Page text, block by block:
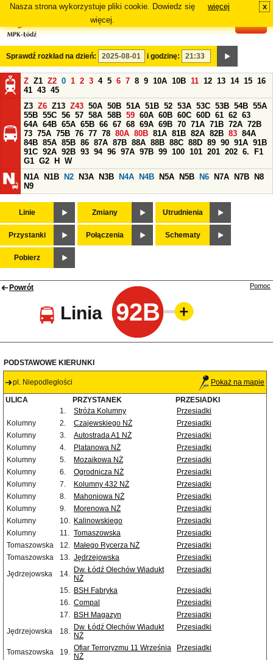
Nasza strona wykorzystuje pliki cookie. Dowiedz się
więcej.
więcej x
Sprawdź rozkład na dzień: i godzinę:
Z Z1 Z2 0 1 2 3 4 5 6 7 8 9 10A 10B 11 12 13 14 15 16
41 43 45
Z3 Z6 Z13 Z43 50A 50B 51A 51B 52 53A 53C 53B 54B 55A
55B 55C 56 57 58A 58B 59 60A 60B 60C 60D 61 62 63
64A 64B 65A 65B 66 67 68 69A 69B 70 71A 71B 72A 72B
73 75A 75B 76 77 78 80A 80B 81A 81B 82A 82B 83 84A
84B 85A 85B 86 87A 87B 88A 88B 88C 88D 89 90 91A 91B
91C 92A 92B 93 94 96 97A 97B 99 100 101 201 202 6.
F1
G1 G2 H
W
N1A
N1B N2 N3A N3B N4A N4B N5A N5B N6 N7A N7B
N8
N9
Linie Zmiany Utrudnienia
Przystanki Połączenia Schematy
Pobierz
Powrót
Linia 92B
Pomoc
PODSTAWOWE KIERUNKI
pl. Niepodległości Pokaż na mapie
ULICA PRZYSTANEK
PRZESIADKI
1.
Stróża Kolumny
Przesiadki
Kolumny
2. Czajewskiego NŻ
Przesiadki
Kolumny
3. Autostrada A1 NŻ
Przesiadki
Kolumny
4. Platanowa NŻ
Przesiadki
Kolumny
5. Mozaikowa NŻ
Przesiadki
Kolumny
6. Ogrodnicza NŻ
Przesiadki
Kolumny
7. Kolumny 432 NŻ
Przesiadki
Kolumny
8. Mahoniowa NŻ
Przesiadki
Kolumny
9. Morenowa NŻ
Przesiadki
Kolumny
10. Kalinowskiego
Przesiadki
Kolumny
11. Tomaszowska
Przesiadki
Tomaszowska
12. Małego Rycerza NŻ
Przesiadki
Tomaszowska
13. Jędrzejowska
Przesiadki
Jędrzejowska
14. Dw. Łódź Olechów Wiadukt
NŻ
Przesiadki
15. BSH Fabryka
Przesiadki
16. Compal
Przesiadki
17. BSH Magazyn
Przesiadki
Jędrzejowska
18. Dw. Łódź Olechów Wiadukt
NŻ
Przesiadki
Tomaszowska 19. Ofiar Terroryzmu 11 Września
NŻ
Przesiadki